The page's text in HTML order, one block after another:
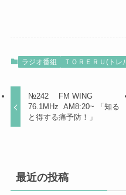
ラジオ番組 ＴＯＲＥＲＵ(ト
№242 FM WING
76.1MHz AM8:20~ 「知る
と得する痛予防！」
最近の投稿